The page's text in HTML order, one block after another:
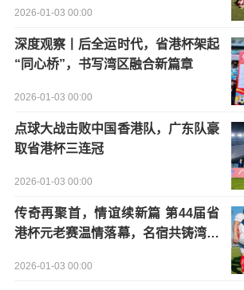
2026-01-03 00:00
深度观察丨后全运时代，省港杯架起
“同心桥”，书写湾区融合新篇章
2026-01-03 00:00
点球大战击败中国香港队，广东队豪
取省港杯三连冠
2026-01-03 00:00
传奇再聚首，情谊续新篇 第44届省
港杯元老赛温情落幕，名宿共铸湾区
2026-01-03 00:00